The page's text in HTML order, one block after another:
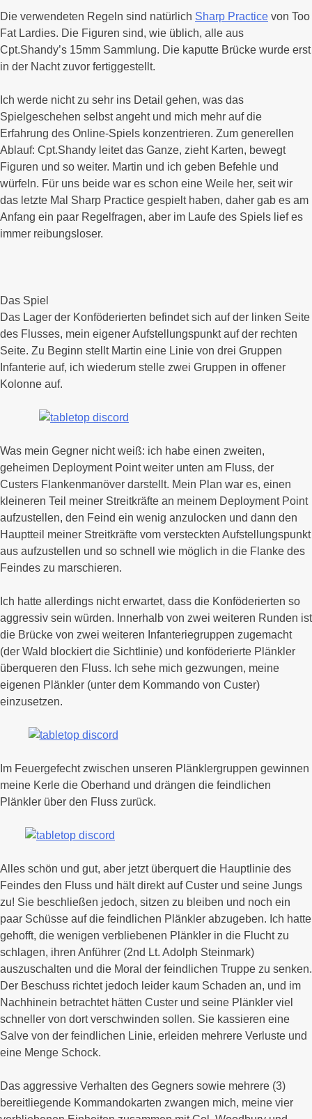
Die verwendeten Regeln sind natürlich Sharp Practice von Too
Fat Lardies. Die Figuren sind, wie üblich, alle aus
Cpt.Shandy’s 15mm Sammlung. Die kaputte Brücke wurde erst
in der Nacht zuvor fertiggestellt.
Ich werde nicht zu sehr ins Detail gehen, was das
Spielgeschehen selbst angeht und mich mehr auf die
Erfahrung des Online-Spiels konzentrieren. Zum generellen
Ablauf: Cpt.Shandy leitet das Ganze, zieht Karten, bewegt
Figuren und so weiter. Martin und ich geben Befehle und
würfeln. Für uns beide war es schon eine Weile her, seit wir
das letzte Mal Sharp Practice gespielt haben, daher gab es am
Anfang ein paar Regelfragen, aber im Laufe des Spiels lief es
immer reibungsloser.
Das Spiel
Das Lager der Konföderierten befindet sich auf der linken Seite
des Flusses, mein eigener Aufstellungspunkt auf der rechten
Seite. Zu Beginn stellt Martin eine Linie von drei Gruppen
Infanterie auf, ich wiederum stelle zwei Gruppen in offener
Kolonne auf.
Was mein Gegner nicht weiß: ich habe einen zweiten,
geheimen Deployment Point weiter unten am Fluss, der
Custers Flankenmanöver darstellt. Mein Plan war es, einen
kleineren Teil meiner Streitkräfte an meinem Deployment Point
aufzustellen, den Feind ein wenig anzulocken und dann den
Hauptteil meiner Streitkräfte vom versteckten Aufstellungspunkt
aus aufzustellen und so schnell wie möglich in die Flanke des
Feindes zu marschieren.
Ich hatte allerdings nicht erwartet, dass die Konföderierten so
aggressiv sein würden. Innerhalb von zwei weiteren Runden ist
die Brücke von zwei weiteren Infanteriegruppen zugemacht
(der Wald blockiert die Sichtlinie) und konföderierte Plänkler
überqueren den Fluss. Ich sehe mich gezwungen, meine
eigenen Plänkler (unter dem Kommando von Custer)
einzusetzen.
Im Feuergefecht zwischen unseren Plänklergruppen gewinnen
meine Kerle die Oberhand und drängen die feindlichen
Plänkler über den Fluss zurück.
Alles schön und gut, aber jetzt überquert die Hauptlinie des
Feindes den Fluss und hält direkt auf Custer und seine Jungs
zu! Sie beschließen jedoch, sitzen zu bleiben und noch ein
paar Schüsse auf die feindlichen Plänkler abzugeben. Ich hatte
gehofft, die wenigen verbliebenen Plänkler in die Flucht zu
schlagen, ihren Anführer (2nd Lt. Adolph Steinmark)
auszuschalten und die Moral der feindlichen Truppe zu senken.
Der Beschuss richtet jedoch leider kaum Schaden an, und im
Nachhinein betrachtet hätten Custer und seine Plänkler viel
schneller von dort verschwinden sollen. Sie kassieren eine
Salve von der feindlichen Linie, erleiden mehrere Verluste und
eine Menge Schock.
Das aggressive Verhalten des Gegners sowie mehrere (3)
bereitliegende Kommandokarten zwangen mich, meine vier